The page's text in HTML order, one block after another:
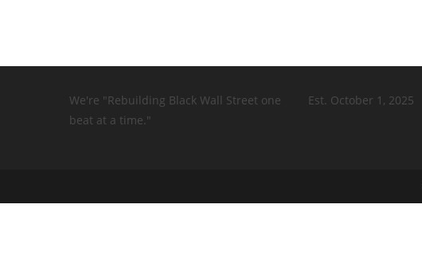
We're "Rebuilding Black Wall Street one
beat at a time."
Est. October 1, 2025